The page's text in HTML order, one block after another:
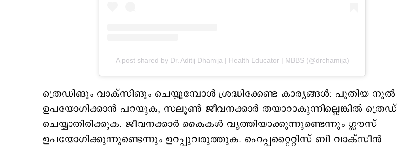
A post shared by Dr. Aditij Dhamija | Health Educator | MBBS (@drdhamija)
ത്രെഡിങും വാക്സിങും ചെയ്യുമ്പോള്‍ ശ്രദ്ധിക്കേണ്ട കാര്യങ്ങള്‍: പുതിയ നൂല്‍
ഉപയോഗിക്കാന്‍ പറയുക, സലൂണ്‍ ജീവനക്കാര്‍ തയാറാകുന്നില്ലെങ്കില്‍ ത്രെഡ്
ചെയ്യാതിരിക്കുക. ജീവനക്കാര്‍ കൈകള്‍ വൃത്തിയാക്കുന്നുണ്ടെന്നും ഗ്ലൗസ്
ഉപയോഗിക്കുന്നുണ്ടെന്നും ഉറപ്പുവരുത്തുക. ഹെപ്പറ്റൈറ്റിസ് ബി വാക്സീന്‍